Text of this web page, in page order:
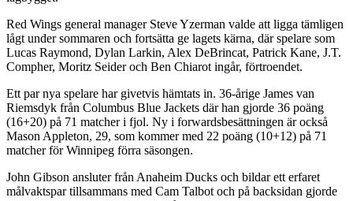
Red Wings general manager Steve Yzerman valde att ligga tämligen
lågt under sommaren och fortsätta ge lagets kärna, där spelare som
Lucas Raymond, Dylan Larkin, Alex DeBrincat, Patrick Kane, J.T.
Compher, Moritz Seider och Ben Chiarot ingår, förtroendet.
Ett par nya spelare har givetvis hämtats in. 36-årige James van
Riemsdyk från Columbus Blue Jackets där han gjorde 36 poäng
(16+20) på 71 matcher i fjol. Ny i forwardsbesättningen är också
Mason Appleton, 29, som kommer med 22 poäng (10+12) på 71
matcher för Winnipeg förra säsongen.
John Gibson ansluter från Anaheim Ducks och bildar ett erfaret
målvaktspar tillsammans med Cam Talbot och på backsidan gjorde